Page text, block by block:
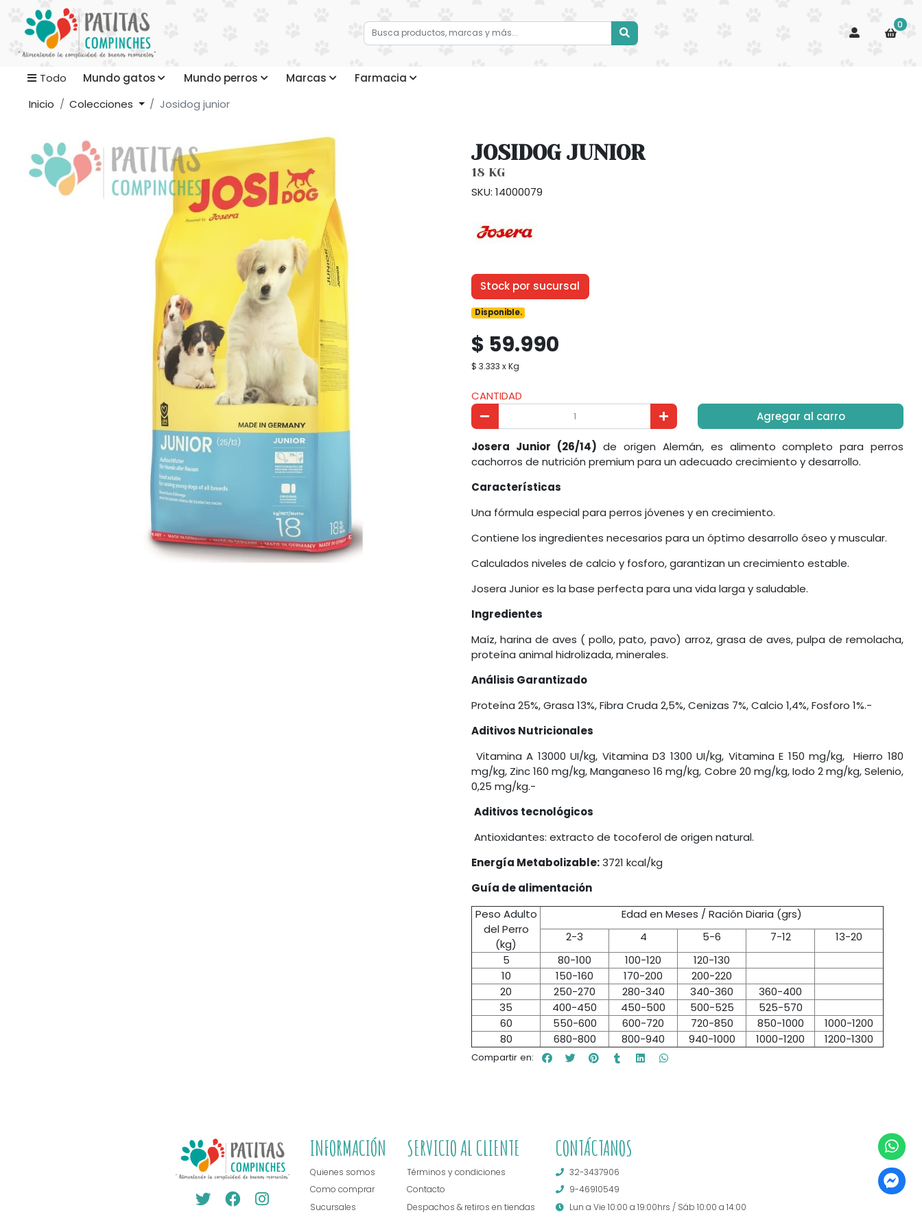
0
Todo Mundo gatos Mundo perros Marcas
Farmacia
Inicio
Colecciones Josidog junior
JOSIDOG JUNIOR
18 KG
SKU: 14000079
Stock por sucursal
Disponible.
$ 59.990
$ 3.333 x Kg
CANTIDAD
Agregar al carro
Josera Junior (26/14) de origen Alemán, es alimento completo para perros
cachorros de nutrición premium para un adecuado crecimiento y desarrollo.
Características
Una fórmula especial para perros jóvenes y en crecimiento.
Contiene los ingredientes necesarios para un óptimo desarrollo óseo y muscular.
Calculados niveles de calcio y fosforo, garantizan un crecimiento estable.
Josera Junior es la base perfecta para una vida larga y saludable.
Ingredientes
Maíz, harina de aves ( pollo, pato, pavo) arroz, grasa de aves, pulpa de remolacha,
proteína animal hidrolizada, minerales.
Análisis Garantizado
Proteína 25%, Grasa 13%, Fibra Cruda 2,5%, Cenizas 7%, Calcio 1,4%, Fosforo 1%.-
Aditivos Nutricionales
Vitamina A 13000 UI/kg, Vitamina D3 1300 UI/kg, Vitamina E 150 mg/kg, Hierro 180
mg/kg, Zinc 160 mg/kg, Manganeso 16 mg/kg, Cobre 20 mg/kg, Iodo 2 mg/kg, Selenio,
0,25 mg/kg.-
Aditivos tecnológicos
Antioxidantes: extracto de tocoferol de origen natural.
Energía Metabolizable:3721 kcal/kg
Guía de alimentación
Peso Adulto
del Perro
(kg)
Edad en Meses / Ración Diaria (grs)
2-3
4 5-6 7-12
13-20
5
80-100 100-120
120-130
10
150-160 170-200
200-220
20
250-270 280-340 340-360
360-400
35
400-450 450-500 500-525
525-570
60
550-600 600-720 720-850 850-1000
1000-1200
80
680-800 800-940 940-1000 1000-1200 1200-1300
Compartir en:
INFORMACIÓN
Quienes somos
Como comprar
Sucursales
SERVICIO AL CLIENTE
Términos y condiciones
Contacto
Despachos & retiros en tiendas
CONTÁCTANOS
32-3437906
9-46910549
Lun a Vie 10:00 a 19:00hrs / Sáb 10:00 a 14:00